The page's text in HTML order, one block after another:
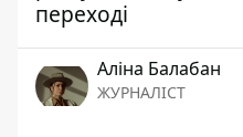
переході
Аліна Балабан
ЖУРНАЛІСТ